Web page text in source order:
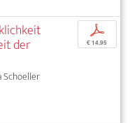
der
Schoeller
p
€ 14,95